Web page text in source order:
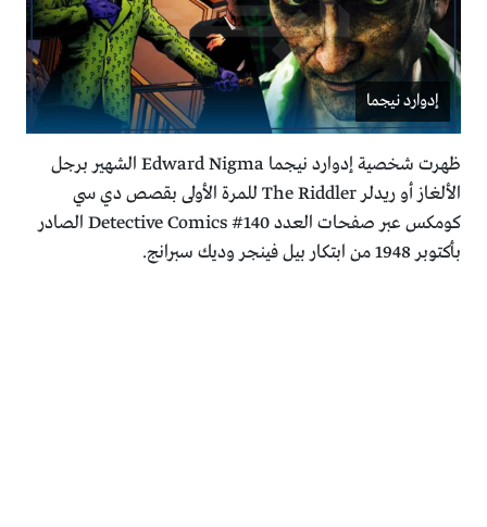
إدوارد نيجما
ظهرت شخصية إدوارد نيجما Edward Nigma الشهير برجل
الألغاز أو ريدلر The Riddler للمرة الأولى بقصص دي سي
كومكس عبر صفحات العدد Detective Comics #140 الصادر
بأكتوبر 1948 من ابتكار بيل فينجر وديك سبرانج.